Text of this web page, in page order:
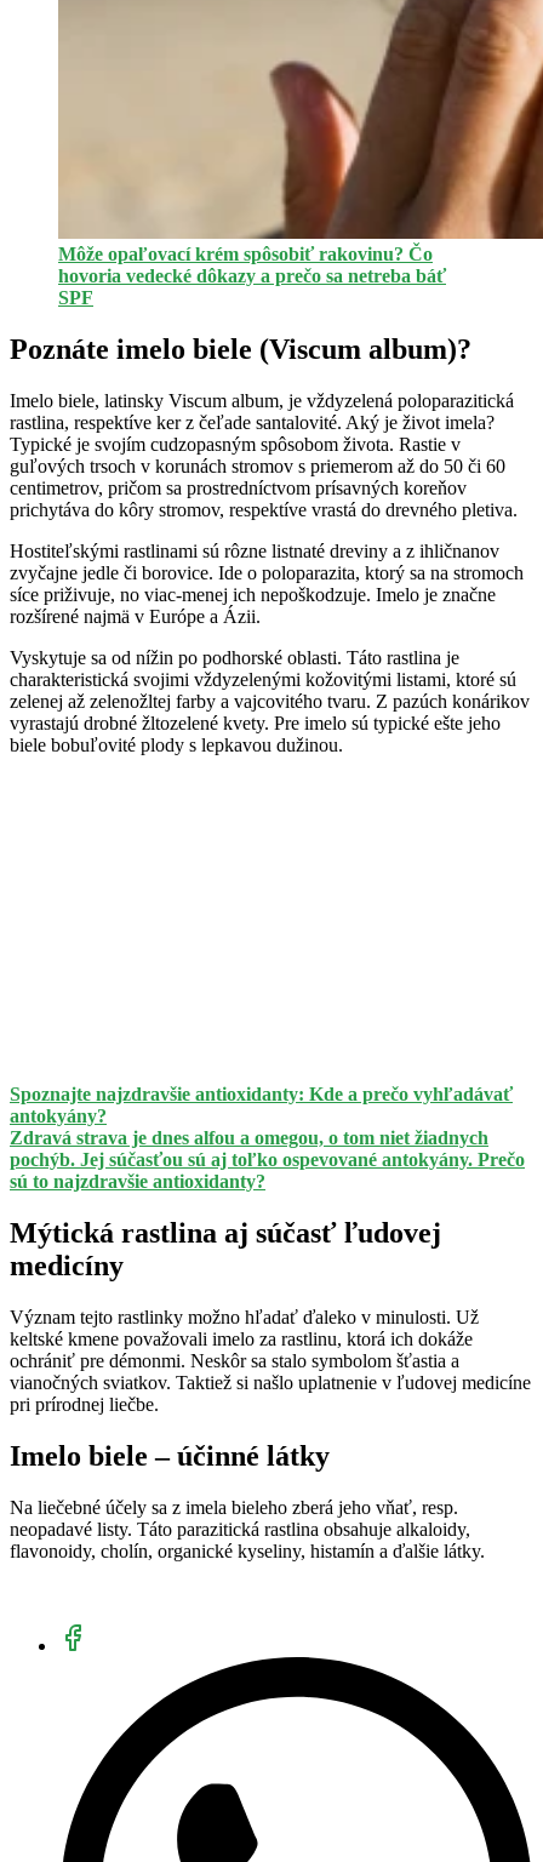
Môže opaľovací krém spôsobiť rakovinu? Čo
hovoria vedecké dôkazy a prečo sa netreba báť
SPF
Poznáte imelo biele (Viscum album)?
Imelo biele, latinsky Viscum album, je vždyzelená poloparazitická
rastlina, respektíve ker z čeľade santalovité. Aký je život imela?
Typické je svojím cudzopasným spôsobom života. Rastie v
guľových trsoch v korunách stromov s priemerom až do 50 či 60
centimetrov, pričom sa prostredníctvom prísavných koreňov
prichytáva do kôry stromov, respektíve vrastá do drevného pletiva.
Hostiteľskými rastlinami sú rôzne listnaté dreviny a z ihličnanov
zvyčajne jedle či borovice. Ide o poloparazita, ktorý sa na stromoch
síce priživuje, no viac-menej ich nepoškodzuje. Imelo je značne
rozšírené najmä v Európe a Ázii.
Vyskytuje sa od nížin po podhorské oblasti. Táto rastlina je
charakteristická svojimi vždyzelenými kožovitými listami, ktoré sú
zelenej až zelenožltej farby a vajcovitého tvaru. Z pazúch konárikov
vyrastajú drobné žltozelené kvety. Pre imelo sú typické ešte jeho
biele bobuľovité plody s lepkavou dužinou.
Spoznajte najzdravšie antioxidanty: Kde a prečo vyhľadávať
antokyány?
Zdravá strava je dnes alfou a omegou, o tom niet žiadnych
pochýb. Jej súčasťou sú aj toľko ospevované antokyány. Prečo
sú to najzdravšie antioxidanty?
Mýtická rastlina aj súčasť ľudovej
medicíny
Význam tejto rastlinky možno hľadať ďaleko v minulosti. Už
keltské kmene považovali imelo za rastlinu, ktorá ich dokáže
ochrániť pre démonmi. Neskôr sa stalo symbolom šťastia a
vianočných sviatkov. Taktiež si našlo uplatnenie v ľudovej medicíne
pri prírodnej liečbe.
Imelo biele – účinné látky
Na liečebné účely sa z imela bieleho zberá jeho vňať, resp.
neopadavé listy. Táto parazitická rastlina obsahuje alkaloidy,
flavonoidy, cholín, organické kyseliny, histamín a ďalšie látky.